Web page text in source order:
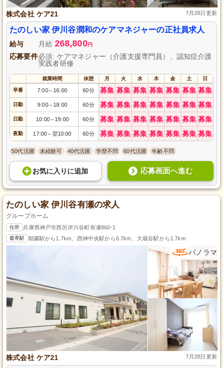
株式会社 ケア21 7月28日更新
たのしい家 伊川谷潤和のケアマネジャーの正社員求人
給与 月給 268,800円
応募要件必須: ケアマネジャー（介護支援専門員）、認知症介護
実践者研修
就業時間 休憩 月 火 水 木 金 土 日
早番 7:00～ 16:00 60分 募集 募集 募集 募集 募集 募集 募集
日勤 9:00～ 18:00 60分 募集 募集 募集 募集 募集 募集 募集
日勤 10:00～ 19:00 60分 募集 募集 募集 募集 募集 募集 募集
夜勤 17:00～ 翌10:00 60分 募集 募集 募集 募集 募集 募集 募集
50代活躍 未経験可 40代活躍 学歴不問 60代活躍 年齢不問
お気に入り に追加 応募画面へ進む
たのしい家 伊川谷有瀬の求人
グループホーム
住所 兵庫県神戸市西区伊川谷町有瀬860-1
最寄駅 朝霧駅から1.7km、西神中央駅から6.7km、大蔵谷駅から1.7km
パノラマ
株式会社 ケア21 7月28日更新